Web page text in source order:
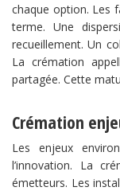
chaque option. Les
terme. Une
recueillement. Un
La crémation
partagée. Cette
Crémation
Les enjeux
l’innovation. La
émetteurs. Les